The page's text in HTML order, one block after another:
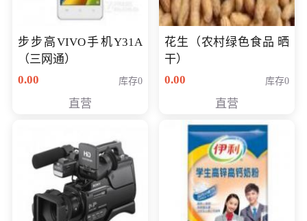
步步高VIVO手机Y31A
（三网通）
0.00
库存0
直营
花生（农村绿色食品 晒
干）
0.00
库存0
直营